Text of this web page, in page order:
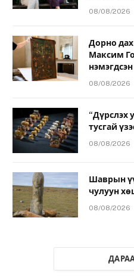
08/08/2026
Дорно
Максим
нэмэгдсэн
08/08/2026
“Дүрслэх
тусгай
08/08/2026
Шаврын
чулуун
08/08/2026